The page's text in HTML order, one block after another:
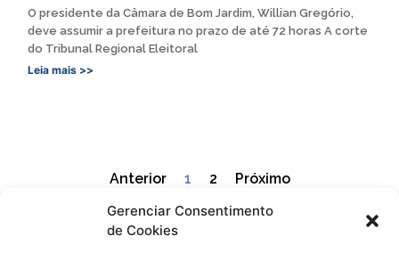
Gerenciar Consentimento
de Cookies
O presidente da Câmara de Bom Jardim, Willian Gregório,
deve assumir a prefeitura no prazo de até 72 horas A corte
do Tribunal Regional Eleitoral
Leia mais >>
Anterior 1 2 Próximo